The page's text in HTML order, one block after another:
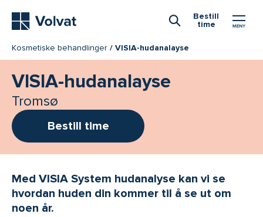
Bestill
time
Kosmetiske behandlinger VISIA-hudanalayse
VISIA-hudanalayse
Tromsø
Bestill time
Med VISIA System hudanalyse kan vi se
hvordan huden din kommer til å se ut om
noen år.